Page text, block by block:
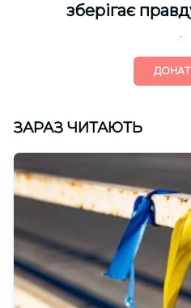
зберігає
ДОНАТ
ЗАРАЗ ЧИТАЮТЬ